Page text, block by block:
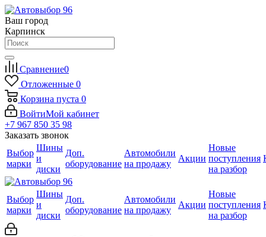
Ваш город
Карпинск
Сравнение0
Отложенные 0
Корзина пуста 0
ВойтиМой кабинет
+7 967 850 35 98
Заказать звонок
Выбор
марки
Шины
и
диски
Доп.
оборудование
Автомобили
на продажу
Акции
Новые
поступления
на разбор
Выбор
марки
Шины
и
диски
Доп.
оборудование
Автомобили
на продажу
Акции
Новые
поступления
на разбор